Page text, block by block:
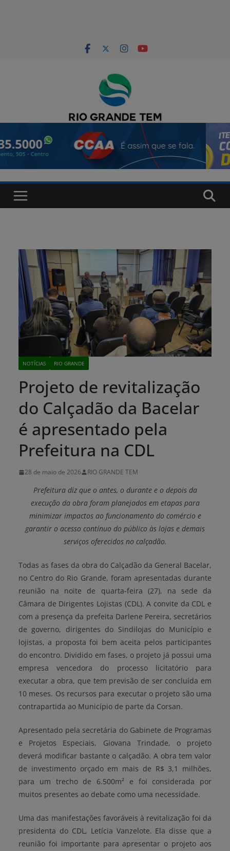
NOTÍCIAS RIO GRANDE
Projeto de revitalização
do Calçadão da Bacelar
é apresentado pela
Prefeitura na CDL
28 de maio de 2026 RIO GRANDE TEM
Prefeitura diz que o antes, o durante e o depois da
execução da obra foram planejados em etapas para
minimizar impactos ao funcionamento do comércio e
garantir o acesso contínuo do público às lojas e demais
serviços oferecidos no calçadão.
Todas as fases da obra do Calçadão da General Bacelar,
no Centro do Rio Grande, foram apresentadas durante
reunião na noite de quarta-feira (27), na sede da
Câmara de Dirigentes Lojistas (CDL). A convite da CDL e
com a presença da prefeita Darlene Pereira, secretários
de governo, dirigentes do Sindilojas do Município e
lojistas, a proposta foi bem aceita pelos participantes
do encontro. Dividido em fases, o projeto já possui uma
empresa vencedora do processo licitatório para
executar a obra, que tem previsão de ser concluída em
10 meses. Os recursos para executar o projeto são uma
contrapartida ao Município de parte da Corsan.
Apresentado pela secretária do Gabinete de Programas
e Projetos Especiais, Giovana Trindade, o projeto
deverá modificar bastante o calçadão. A obra tem valor
de investimento orçado em mais de R$ 3,1 milhões,
para um trecho de 6.500m² e foi considerada por
muitos presentes ao debate como uma necessidade.
Uma das manifestações favoráveis à revitalização foi da
presidenta do CDL, Letícia Vanzelote. Ela disse que a
reunião foi importante para apresentar o projeto aos